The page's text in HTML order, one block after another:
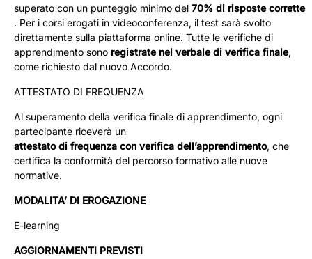
superato con un punteggio minimo del 70% di risposte corrette
. Per i corsi erogati in videoconferenza, il test sarà svolto
direttamente sulla piattaforma online. Tutte le verifiche di
apprendimento sono registrate nel verbale di verifica finale,
come richiesto dal nuovo Accordo.
ATTESTATO DI FREQUENZA
Al superamento della verifica finale di apprendimento, ogni
partecipante riceverà un
attestato di frequenza con verifica dell’apprendimento, che
certifica la conformità del percorso formativo alle nuove
normative.
MODALITA’ DI EROGAZIONE
E-learning
AGGIORNAMENTI PREVISTI